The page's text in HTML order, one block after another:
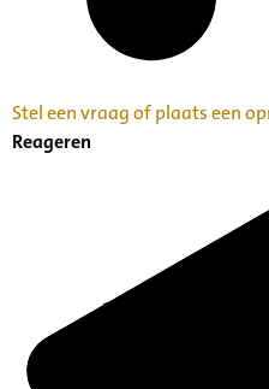
Stel een vraag of plaats een
Reageren